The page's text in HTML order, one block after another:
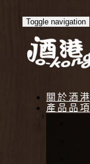
Toggle navigation
關於酒港
產品品項